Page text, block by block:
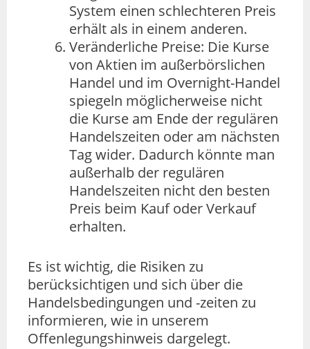
System einen schlechteren Preis
erhält als in einem anderen.
Veränderliche Preise: Die Kurse
von Aktien im außerbörslichen
Handel und im Overnight-Handel
spiegeln möglicherweise nicht
die Kurse am Ende der regulären
Handelszeiten oder am nächsten
Tag wider. Dadurch könnte man
außerhalb der regulären
Handelszeiten nicht den besten
Preis beim Kauf oder Verkauf
erhalten.
Es ist wichtig, die Risiken zu
berücksichtigen und sich über die
Handelsbedingungen und -zeiten zu
informieren, wie in unserem
Offenlegungshinweis dargelegt.